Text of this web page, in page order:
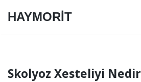
HAYMORİT
Skolyoz Xesteliyi Nedir